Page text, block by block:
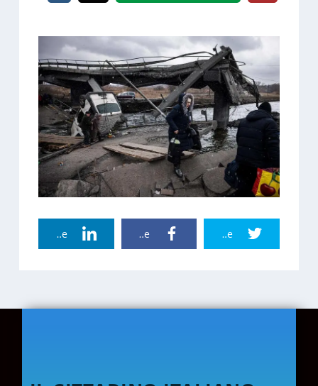
Twitter Share
Facebook Share
Linkedin Share